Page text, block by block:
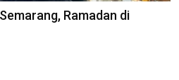
Ramadan di